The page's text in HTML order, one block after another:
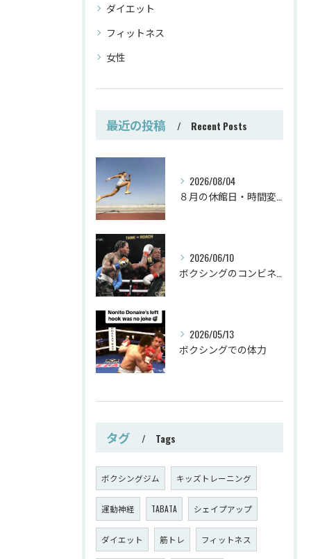
ダイエット
フィットネス
女性
最近の投稿 Recent Posts
2026/08/04
８月の休館日・時間変更
2026/06/10
ボクシングのコンビネーション
2026/05/13
ボクシングでの体力
タグ Tags
ボクシングジム キッズトレーニング
運動神経 TABATA シェイプアップ
ダイエット 筋トレ フィットネス